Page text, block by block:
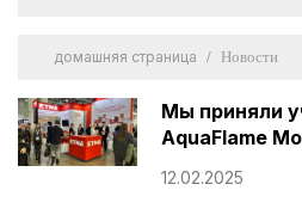
домашняя страница Новости
Мы приняли
AquaFlame
12.02.2025